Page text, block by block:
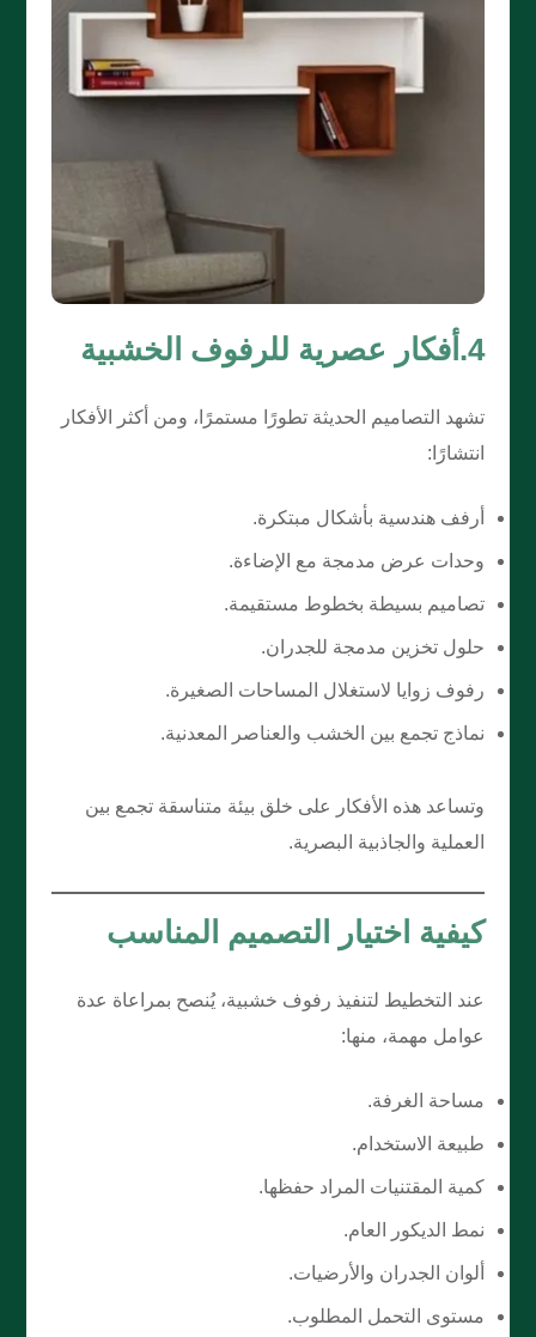
4.أفكار عصرية للرفوف الخشبية
تشهد التصاميم الحديثة تطورًا مستمرًا، ومن أكثر الأفكار
انتشارًا:
أرفف هندسية بأشكال مبتكرة.
وحدات عرض مدمجة مع الإضاءة.
تصاميم بسيطة بخطوط مستقيمة.
حلول تخزين مدمجة للجدران.
رفوف زوايا لاستغلال المساحات الصغيرة.
نماذج تجمع بين الخشب والعناصر المعدنية.
وتساعد هذه الأفكار على خلق بيئة متناسقة تجمع بين
العملية والجاذبية البصرية.
كيفية اختيار التصميم المناسب
عند التخطيط لتنفيذ رفوف خشبية، يُنصح بمراعاة عدة
عوامل مهمة، منها:
مساحة الغرفة.
طبيعة الاستخدام.
كمية المقتنيات المراد حفظها.
نمط الديكور العام.
ألوان الجدران والأرضيات.
مستوى التحمل المطلوب.